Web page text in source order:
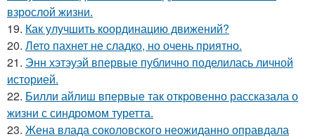
взрослой жизни.
19. Как улучшить координацию движений?
20. Лето пахнет не сладко, но очень приятно.
21. Энн хэтэуэй впервые публично поделилась личной
историей.
22. Билли айлиш впервые так откровенно рассказала о
жизни с синдромом туретта.
23. Жена влада соколовского неожиданно оправдала